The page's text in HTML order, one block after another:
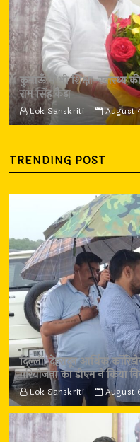
कुमाऊँ में भी शिक्षा-
राम सिंह कैड़ा
Lok Sanskriti August
TRENDING POST
दिल्ली-देहरादून आर्थिक
परियोजना का डीएम ने किया
Lok Sanskriti August